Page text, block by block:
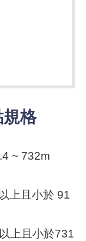
格
~ 732m
上且小於 91
上且小於731